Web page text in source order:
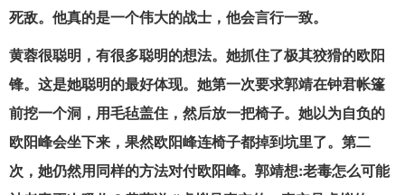
死敌。他真的是一个伟大的战士，他会言行一致。
黄蓉很聪明，有很多聪明的想法。她抓住了极其狡猾的欧阳
锋。这是她聪明的最好体现。她第一次要求郭靖在钟君帐篷
前挖一个洞，用毛毡盖住，然后放一把椅子。她以为自负的
欧阳峰会坐下来，果然欧阳峰连椅子都掉到坑里了。第二
次，她仍然用同样的方法对付欧阳峰。郭靖想:老毒怎么可能